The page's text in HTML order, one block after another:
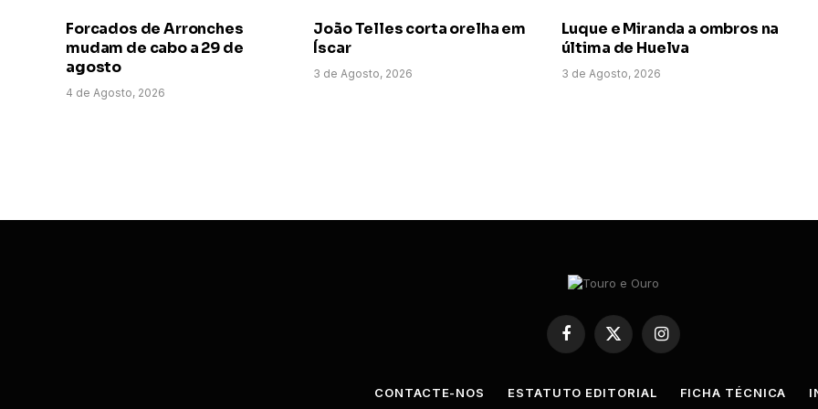
Forcados de Arronches
mudam de cabo a 29 de
agosto
4 de Agosto, 2026
João Telles corta orelha em
Íscar
3 de Agosto, 2026
Luque e Miranda a ombros na
última de Huelva
3 de Agosto, 2026
Facebook
X
(Twitter)
Instagram
CONTACTE-NOS ESTATUTO EDITORIAL FICHA TÉCNICA